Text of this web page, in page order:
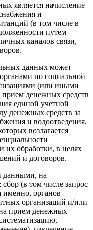
является начисление
и
(в том числе в
путем
каналов связи,
данных может
по социальной
(или иными
денежных средств
единой учетной
денежных средств за
и водоотведения,
возлагается
их обработки, в целях
и договоров.
данными, на
(в том числе запрос
именно, органов
организаций и/или
прием денежных